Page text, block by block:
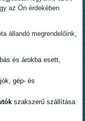
az Ön érdekében
állandó megrendelőink,
és árokba esett,
gép- és
szakszerű szállítása